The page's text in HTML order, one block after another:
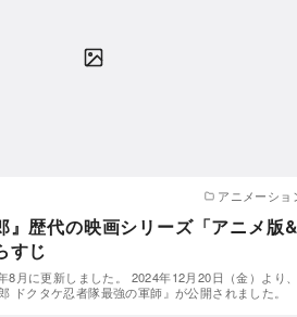
アニメーショ
』歴代の映画シリーズ「アニメ版&
すじ
月に更新しました。 2024年12月20日（金）より、
ドクタケ忍者隊最強の軍師』が公開されました。